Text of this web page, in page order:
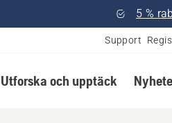
5 %
Support
Utforska och upptäck